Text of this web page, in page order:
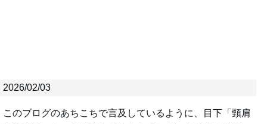
2026/02/03
このブログのあちこちで言及しているように、目下「頸肩